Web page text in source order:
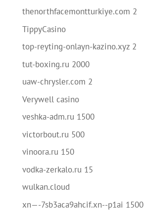
thenorthfacemontturkiye.com 2
TippyCasino
top-reyting-onlayn-kazino.xyz 2
tut-boxing.ru 2000
uaw-chrysler.com 2
Verywell casino
veshka-adm.ru 1500
victorbout.ru 500
vinoora.ru 150
vodka-zerkalo.ru 15
wulkan.cloud
xn—-7sb3aca9ahcif.xn--p1ai 1500